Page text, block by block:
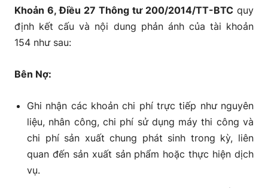
Khoản 6, Điều 27 Thông tư 200/2014/TT-BTC quy
định kết cấu và nội dung phản ánh của tài khoản
154 như sau:
Bên Nợ:
Ghi nhận các khoản chi phí trực tiếp như nguyên
liệu, nhân công, chi phí sử dụng máy thi công và
chi phí sản xuất chung phát sinh trong kỳ, liên
quan đến sản xuất sản phẩm hoặc thực hiện dịch
vụ.